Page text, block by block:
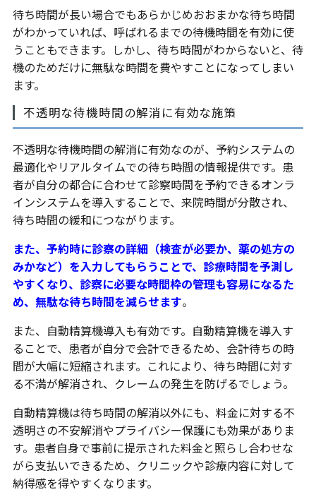
待ち時間が長い場合でもあらかじめおおまかな待ち時間
がわかっていれば、呼ばれるまでの待機時間を有効に使
うこともできます。しかし、待ち時間がわからないと、待
機のためだけに無駄な時間を費やすことになってしまい
ます。
不透明な待機時間の解消に有効な施策
不透明な待機時間の解消に有効なのが、予約システムの
最適化やリアルタイムでの待ち時間の情報提供です。患
者が自分の都合に合わせて診察時間を予約できるオンラ
インシステムを導入することで、来院時間が分散され、
待ち時間の緩和につながります。
また、予約時に診察の詳細（検査が必要か、薬の処方の
みかなど）を入力してもらうことで、診療時間を予測し
やすくなり、診察に必要な時間枠の管理も容易になるた
め、無駄な待ち時間を減らせます。
また、自動精算機導入も有効です。自動精算機を導入す
ることで、患者が自分で会計できるため、会計待ちの時
間が大幅に短縮されます。これにより、待ち時間に対す
る不満が解消され、クレームの発生を防げるでしょう。
自動精算機は待ち時間の解消以外にも、料金に対する不
透明さの不安解消やプライバシー保護にも効果がありま
す。患者自身で事前に提示された料金と照らし合わせな
がら支払いできるため、クリニックや診療内容に対して
納得感を得やすくなります。